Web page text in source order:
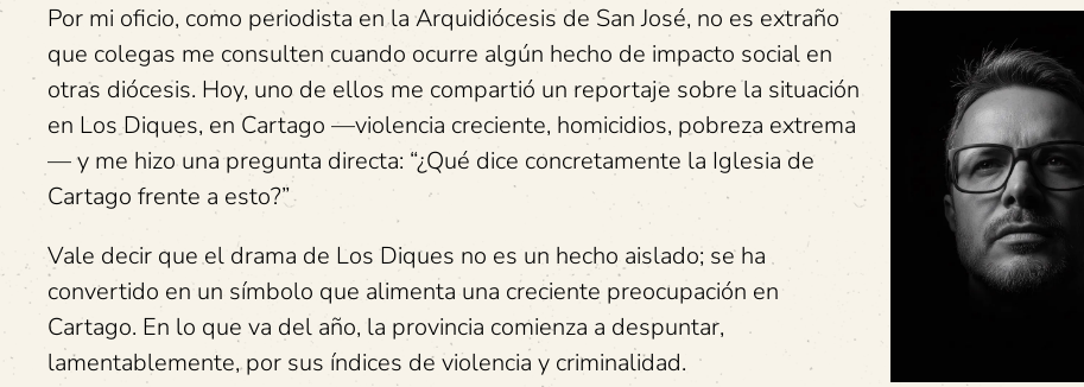
Por mi oficio, como periodista en la Arquidiócesis de San José, no es extraño
que colegas me consulten cuando ocurre algún hecho de impacto social en
otras diócesis. Hoy, uno de ellos me compartió un reportaje sobre la situación
en Los Diques, en Cartago —violencia creciente, homicidios, pobreza extrema
— y me hizo una pregunta directa: “¿Qué dice concretamente la Iglesia de
Cartago frente a esto?”
Vale decir que el drama de Los Diques no es un hecho aislado; se ha
convertido en un símbolo que alimenta una creciente preocupación en
Cartago. En lo que va del año, la provincia comienza a despuntar,
lamentablemente, por sus índices de violencia y criminalidad.